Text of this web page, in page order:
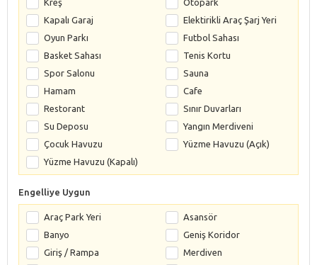
Kapalı Garaj
Elektirikli Araç Şarj Yeri
Oyun Parkı
Futbol Sahası
Basket Sahası
Tenis Kortu
Spor Salonu
Sauna
Hamam
Cafe
Restorant
Sınır Duvarları
Su Deposu
Yangın Merdiveni
Çocuk Havuzu
Yüzme Havuzu (Açık)
Yüzme Havuzu (Kapalı)
Engelliye Uygun
Araç Park Yeri
Asansör
Banyo
Geniş Koridor
Giriş / Rampa
Merdiven